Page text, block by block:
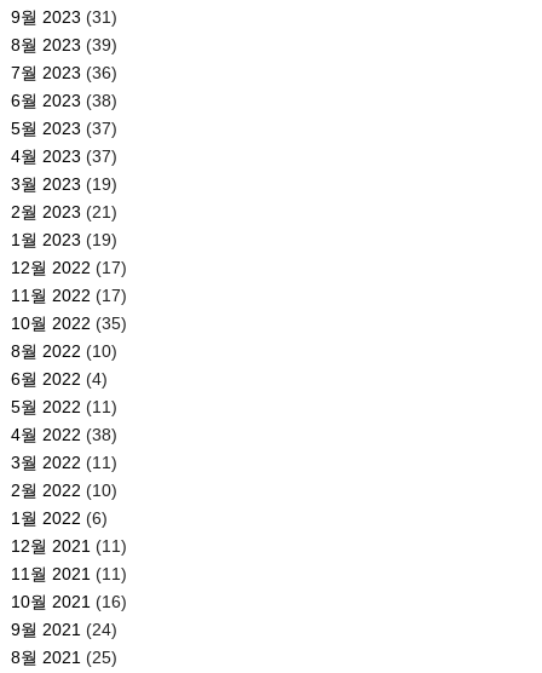
9월 2023 (31)
8월 2023 (39)
7월 2023 (36)
6월 2023 (38)
5월 2023 (37)
4월 2023 (37)
3월 2023 (19)
2월 2023 (21)
1월 2023 (19)
12월 2022 (17)
11월 2022 (17)
10월 2022 (35)
8월 2022 (10)
6월 2022 (4)
5월 2022 (11)
4월 2022 (38)
3월 2022 (11)
2월 2022 (10)
1월 2022 (6)
12월 2021 (11)
11월 2021 (11)
10월 2021 (16)
9월 2021 (24)
8월 2021 (25)